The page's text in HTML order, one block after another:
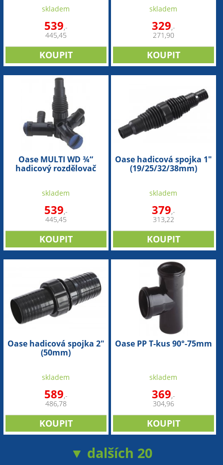
skladem
539,-
445,45
skladem
329,-
271,90
Oase MULTI WD ¾“
hadicový rozdělovač
skladem
539,-
445,45
Oase hadicová spojka 1"
(19/25/32/38mm)
skladem
379,-
313,22
Oase hadicová spojka 2"
(50mm)
skladem
589,-
486,78
Oase PP T-kus 90°-75mm
skladem
369,-
304,96
▼ dalších 20